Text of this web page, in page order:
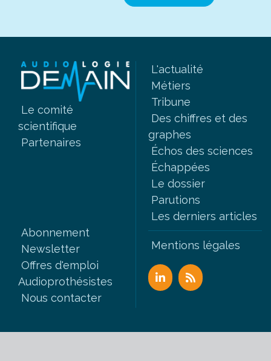
Le comité
scientifique
Partenaires
L'actualité
Métiers
Tribune
Des chiffres et des
graphes
Échos des sciences
Échappées
Le dossier
Parutions
Les derniers articles
Abonnement
Newsletter
Offres d'emploi
Audioprothésistes
Nous contacter
Mentions légales